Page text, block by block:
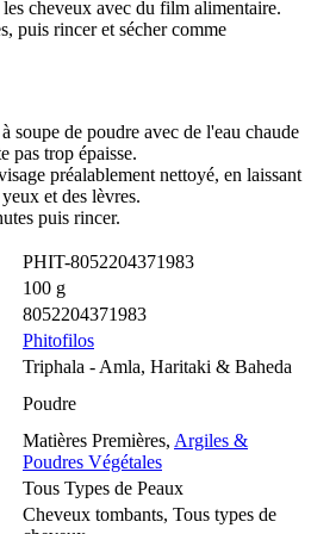
cheveux avec du film alimentaire.
puis rincer et sécher comme
soupe de poudre avec de l'eau chaude
pas trop épaisse.
préalablement nettoyé, en laissant
et des lèvres.
puis rincer.
PHIT-8052204371983
100 g
8052204371983
Phitofilos
Triphala - Amla, Haritaki & Baheda
Poudre
Matières Premières, Argiles &
Poudres Végétales
Tous Types de Peaux
Cheveux tombants, Tous types de